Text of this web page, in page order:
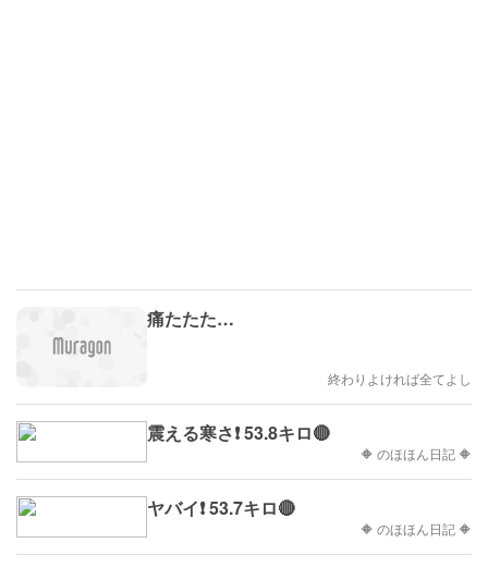
痛たたた…
終わりよければ全てよし
震える寒さ❗ 53.8キロ🔴
🔶 のほほん日記 🔶
ヤバイ❗ 53.7キロ🔴
🔶 のほほん日記 🔶